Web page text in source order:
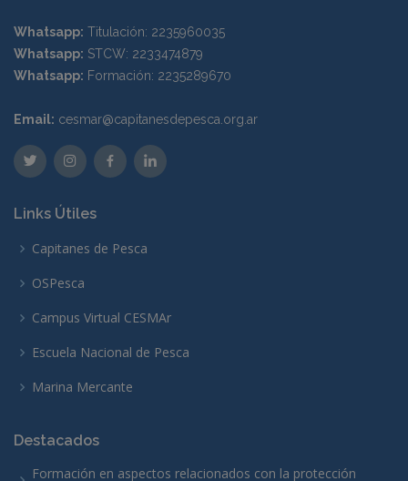
Whatsapp: Titulación: 2235960035
Whatsapp: STCW: 2233474879
Whatsapp: Formación: 2235289670
Email: cesmar@capitanesdepesca.org.ar
Links Útiles
Capitanes de Pesca
OSPesca
Campus Virtual CESMAr
Escuela Nacional de Pesca
Marina Mercante
Destacados
Formación en aspectos relacionados con la protección